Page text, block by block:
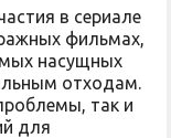
в сериале
фильмах,
насущных
отходам.
так и
для